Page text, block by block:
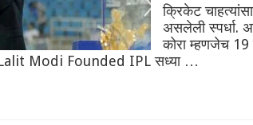
क्रिकेट
असलेली स्पर्धा.
कोरा म्हणजेच 19
Modi Founded IPL सध्या …